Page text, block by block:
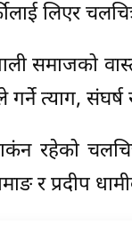
लिएर
समाजको
गर्ने त्याग,
रहेको
र प्रदीप